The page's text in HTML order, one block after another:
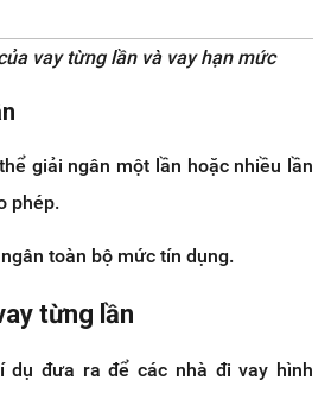
vay từng lần và vay hạn mức
giải ngân một lần hoặc nhiều lần
phép.
toàn bộ mức tín dụng.
từng lần
dụ đưa ra để các nhà đi vay hình